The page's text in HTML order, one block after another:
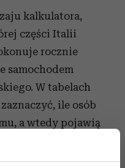
kalkulatora,
części Italii
rocznie
samochodem
W tabelach
ile osób
a wtedy pojawią
zużycia energii,
mieszkańca